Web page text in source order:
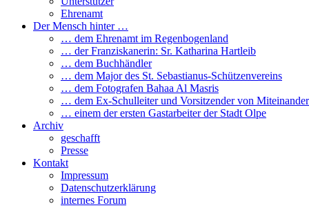
Ehrenamt
Der Mensch hinter …
… dem Ehrenamt im Regenbogenland
… der Franziskanerin: Sr. Katharina Hartleib
… dem Buchhändler
… dem Major des St. Sebastianus-Schützenvereins
… dem Fotografen Bahaa Al Masris
… dem Ex-Schulleiter und Vorsitzender von
… einem der ersten Gastarbeiter der Stadt Olpe
Archiv
geschafft
Presse
Kontakt
Impressum
Datenschutzerklärung
internes Forum